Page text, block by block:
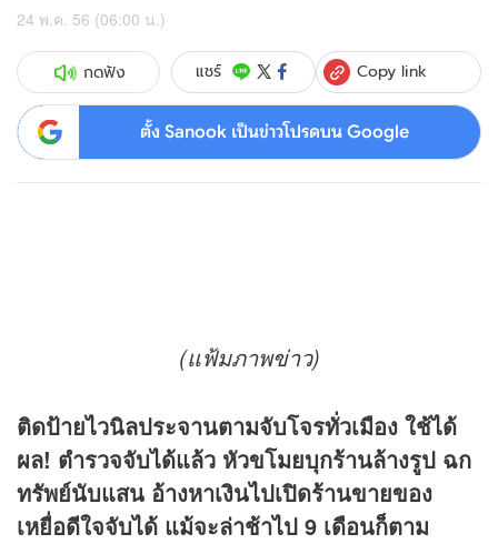
24 พ.ค. 56 (06:00 น.)
กดฟัง แชร์ Copy link
ตั้ง Sanook เป็นข่าวโปรดบน Google
(แฟ้มภาพข่าว)
ติดป้ายไวนิลประจานตามจับโจรทั่วเมือง ใช้ได้
ผล! ตำรวจจับได้แล้ว หัวขโมยบุกร้านล้างรูป ฉก
ทรัพย์นับแสน อ้างหาเงินไปเปิดร้านขายของ
เหยื่อดีใจจับได้ แม้จะล่าช้าไป 9 เดือนก็ตาม